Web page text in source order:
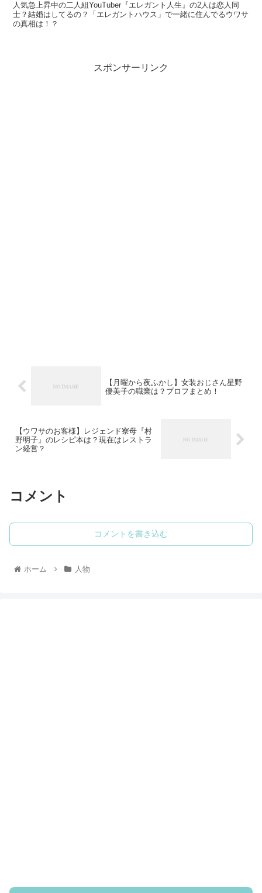
人気急上昇中の二人組YouTuber『エレガント人生』の2人は恋人同
士？結婚はしてるの？「エレガントハウス」で一緒に住んでるウワサ
の真相は！？
スポンサーリンク
【月曜から夜ふかし】女装おじさん星野
優美子の職業は？プロフまとめ！
【ウワサのお客様】レジェンド寮母『村
野明子』のレシピ本は？現在はレストラ
ン経営？
コメント
コメントを書き込む
ホーム 人物